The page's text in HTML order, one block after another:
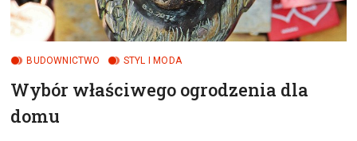
BUDOWNICTWO STYL I MODA
Wybór właściwego ogrodzenia dla
domu